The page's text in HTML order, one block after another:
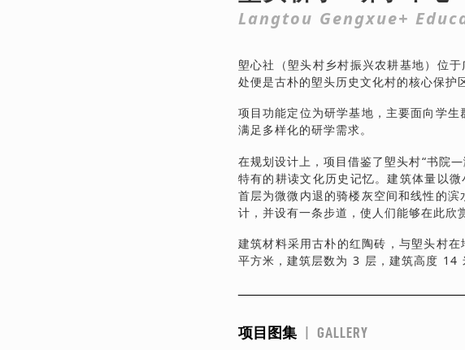
Langtou Gengxue+
塱心社（塱头村乡村振兴农耕基地）位
处便是古朴的塱头历史文化村的核心保护区
项目功能定位为研学基地，主要面向学
满足多样化的研学需求。
在规划设计上，项目借鉴了塱头村“书院
特有的耕读文化历史记忆。建筑体量以
首层为微微内退的骑楼灰空间和线性的
计，并设有一条步道，使人们能够在此欣
建筑材料采用古朴的红陶砖，与塱头村
平方米，建筑层数为 3 层，建筑高度 14
项目图集 | GALLERY